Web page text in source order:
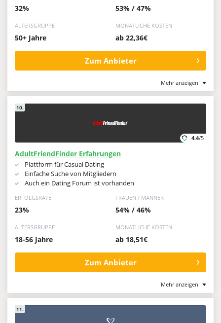
32% 53% / 47%
ALTERSGRUPPE
50+ Jahre
MONATLICHE KOSTEN
ab 22,36€
Zum Anbieter
Mehr anzeigen
10.
4.4/5
AdultFriendFinder Erfahrungen
Plattform für Casual Dating
Einfache Suche von Mitgliedern
Auch ein Dating Forum ist vorhanden
ERFOLGSRATE
23%
FRAUEN / MÄNNER
54% / 46%
ALTERSGRUPPE
18-56 Jahre
MONATLICHE KOSTEN
ab 18,51€
Zum Anbieter
Mehr anzeigen
11.